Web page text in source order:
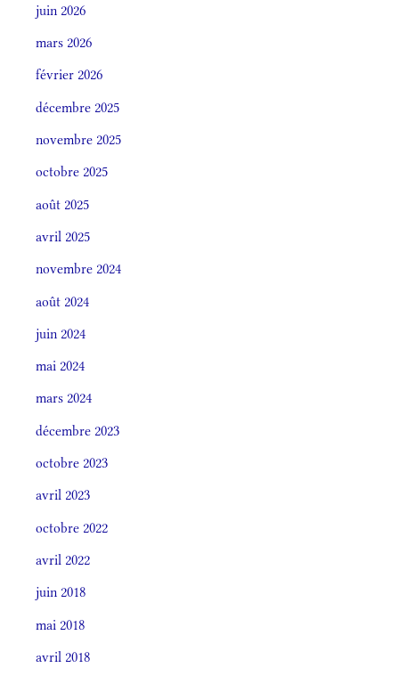
juin 2026
mars 2026
février 2026
décembre 2025
novembre 2025
octobre 2025
août 2025
avril 2025
novembre 2024
août 2024
juin 2024
mai 2024
mars 2024
décembre 2023
octobre 2023
avril 2023
octobre 2022
avril 2022
juin 2018
mai 2018
avril 2018